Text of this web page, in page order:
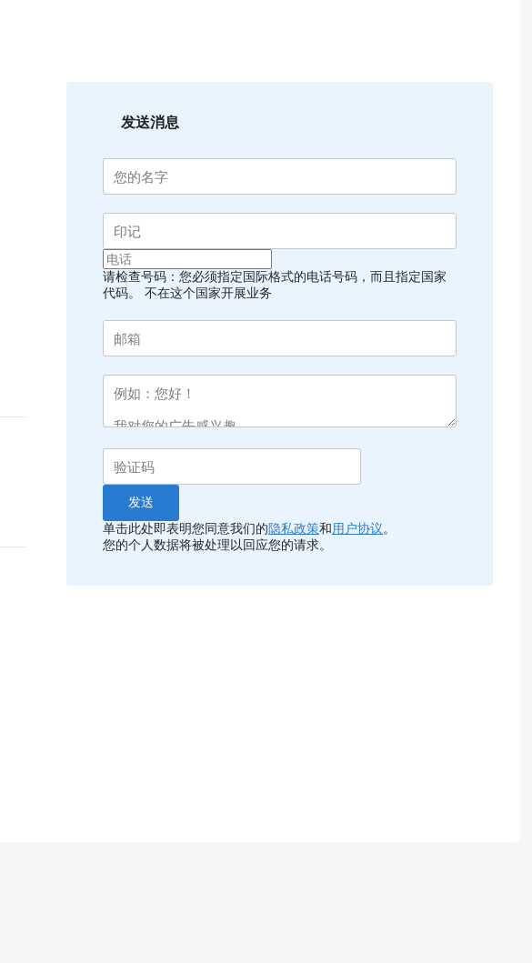
equipment that meets the most modern quality and
to the customer`s requirements.
and economic policy of the enterprise.
发送消息
请检查号码：您必须指定国际格式的电话号码，而且指定国家
代码。
不在这个国家开展业务
单击此处即表明您同意我们的隐私政策和用户协议。
您的个人数据将被处理以回应您的请求。